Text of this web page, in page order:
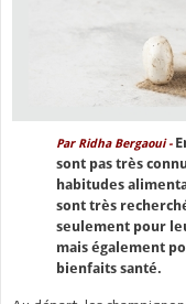
Par Ridha Bergaoui -
sont pas très
habitudes
sont très
seulement pour
mais également
bienfaits santé.